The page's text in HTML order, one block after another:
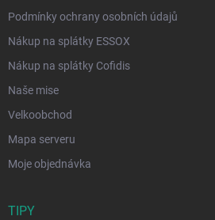
Podmínky ochrany osobních údajů
Nákup na splátky ESSOX
Nákup na splátky Cofidis
Naše mise
Velkoobchod
Mapa serveru
Moje objednávka
TIPY